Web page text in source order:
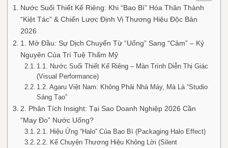
Nước Suối Thiết Kế Riêng: Khi “Bao Bì” Hóa Thân Thành
“Kiệt Tác” & Chiến Lược Định Vị Thương Hiệu Độc Bản
2026
1. Mở Đầu: Sự Dịch Chuyển Từ “Uống” Sang “Cảm” – Kỷ
Nguyên Của Trí Tuệ Thẩm Mỹ
1.1. Nước Suối Thiết Kế Riêng – Màn Trình Diễn Thị Giác
(Visual Performance)
1.2. Agaru Việt Nam: Không Phải Nhà Máy, Mà Là “Studio
Sáng Tạo”
2. Phân Tích Insight: Tại Sao Doanh Nghiệp 2026 Cần
“May Đo” Nước Uống?
2.1. Hiệu Ứng “Halo” Của Bao Bì (Packaging Halo Effect)
2.2. Kể Chuyện Thương Hiệu Không Lời (Silent